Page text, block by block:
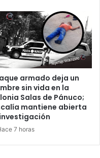
armado deja un
sin vida en la
Salas de Pánuco;
mantiene abierta
7 horas